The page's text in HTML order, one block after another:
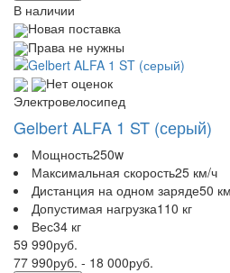
В наличии
Новая поставка
Права не нужны
Нет оценок
Электровелосипед
Gelbert ALFA 1 ST (серый)
Мощность250w
Максимальная скорость25 км/ч
Дистанция на одном заряде50 км
Допустимая нагрузка110 кг
Вес34 кг
59 990руб.
77 990руб. - 18 000руб.